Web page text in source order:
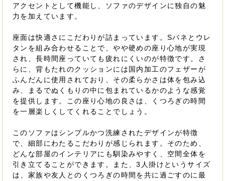
アクセントとして機能し、ソファのデザインに独自の魅
力を加えています。
座面は快適さにこだわりが詰まっています。Sバネとウレ
タンを組み合わせることで、やや硬めの座り心地が実現
され、長時間座っていても疲れにくいのが特徴です。さ
らに、背もたれのクッションには国内加工のフェザーが
ふんだんに使用されており、その柔らかさは体を包み込
み、まるでぬくもりの中に包まれているかのような感覚
を提供します。この座り心地の良さは、くつろぎの時間
を一層楽しくしてくれることでしょう。
このソファはシンプルかつ洗練されたデザインが特徴
で、細部にわたるこだわりが感じられます。そのため、
どんな部屋のインテリアにも馴染みやすく、空間全体を
引き立てることができます。また、3人掛けというサイズ
は、家族や友人とのくつろぎの時間を共に過ごすのに最